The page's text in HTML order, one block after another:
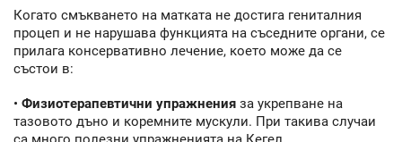
Когато смъкването на матката не достига гениталния
процеп и не нарушава функцията на съседните органи, се
прилага консервативно лечение, което може да се
състои в:
• Физиотерапевтични упражнения за укрепване на
тазовото дъно и коремните мускули. При такива случаи